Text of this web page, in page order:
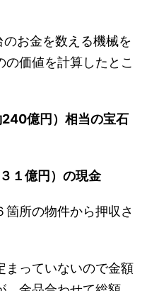
お金を数える機械を
価値を計算したとこ
億円）相当の宝石
１億円）の現金
箇所の物件から押収さ
まっていないので金額